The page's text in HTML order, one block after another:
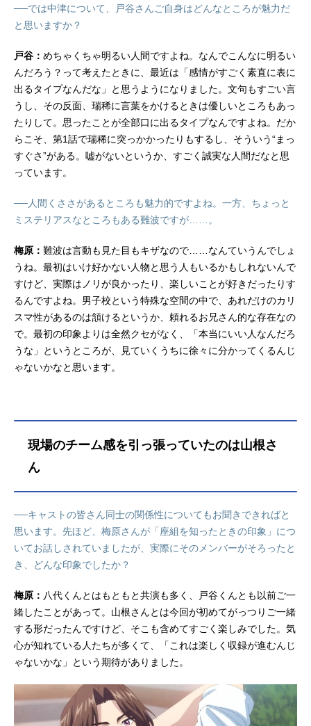
──では中津について、戸谷さんご自身はどんなところが魅力だ
と思いますか？
戸谷： めちゃくちゃ明るい人間ですよね。なんでこんなに明るい
んだろう？って考えたときに、最近は「感情がすごく素直に表に
出るタイプなんだな」と思うようになりました。文句もすごい言
うし、その反面、瑞稀に言葉をかけるときは優しいところもあっ
たりして。思ったことが全部口に出るタイプなんですよね。だか
らこそ、第1話で瑞稀に突っかかったりもするし、そういう“まっ
すぐさ”がある。嘘がないというか、すごく誠実な人間だなと思
っています。
──人間くささがあるところも魅力的ですよね。一方、ちょっと
ミステリアスなところもある難波ですが……。
梅原： 難波は言動も見た目もキザなので……なんていうんでしょ
うね。最初はいけ好かない人物と思う人もいるかもしれないんで
すけど、実際はノリが良かったり、楽しいことが好きだったりす
るんですよね。男子校という特殊な空間の中で、あれだけのカリ
スマ性があるのは頷けるというか、頼れるお兄さん的な存在なの
で。最初の印象よりは全然クセがなく、「本当にいい人なんだろ
うな」というところが、見ていくうちに徐々に分かってくるんじ
ゃないかなと思います。
現場のチーム感を引っ張っていたのは山根さ
ん
──キャストの皆さん同士の関係性についてもお聞きできればと
思います。先ほど、梅原さんが「座組を知ったときの印象」につ
いてお話しされていましたが、実際にそのメンバーがそろったと
き、どんな印象でしたか？
梅原： 八代くんとはもともと共演も多く、戸谷くんとも以前ご一
緒したことがあって。山根さんとは今回が初めてがっつりご一緒
する形だったんですけど、そこも含めてすごく楽しみでした。気
心が知れている人たちが多くて、「これは楽しく収録が進むんじ
ゃないかな」という期待がありました。